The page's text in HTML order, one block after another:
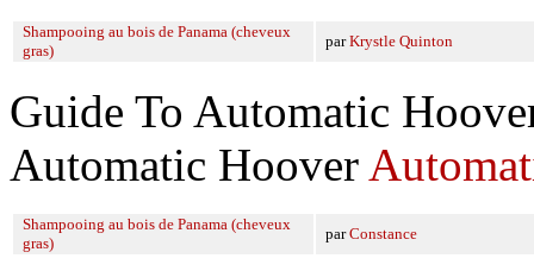
Shampooing au bois de Panama (cheveux
gras)
parKrystle Quinton
Guide To Automatic
Automatic Hoover
Shampooing au bois de Panama (cheveux
gras)
parConstance